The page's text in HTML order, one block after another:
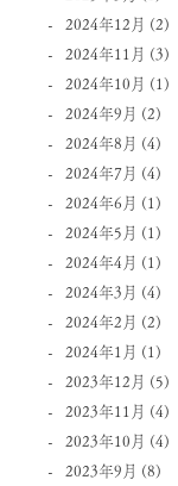
2024年12月 (2)
2024年11月 (3)
2024年10月 (1)
2024年9月 (2)
2024年8月 (4)
2024年7月 (4)
2024年6月 (1)
2024年5月 (1)
2024年4月 (1)
2024年3月 (4)
2024年2月 (2)
2024年1月 (1)
2023年12月 (5)
2023年11月 (4)
2023年10月 (4)
2023年9月 (8)